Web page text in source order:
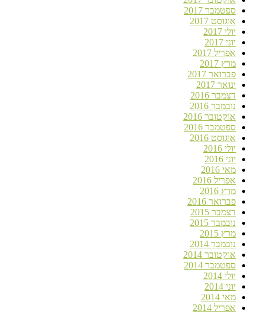
ספטמבר 2017
אוגוסט 2017
יולי 2017
יוני 2017
אפריל 2017
מרץ 2017
פברואר 2017
ינואר 2017
דצמבר 2016
נובמבר 2016
אוקטובר 2016
ספטמבר 2016
אוגוסט 2016
יולי 2016
יוני 2016
מאי 2016
אפריל 2016
מרץ 2016
פברואר 2016
דצמבר 2015
נובמבר 2015
מרץ 2015
נובמבר 2014
אוקטובר 2014
ספטמבר 2014
יולי 2014
יוני 2014
מאי 2014
אפריל 2014